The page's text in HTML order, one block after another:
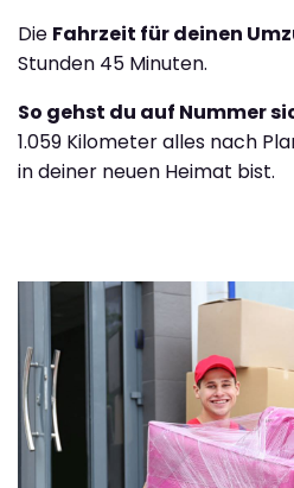
Die Fahrzeit für deinen
Stunden 45 Minuten.
So gehst du auf Nummer
1.059 Kilometer alles nach
in deiner neuen Heimat bist.